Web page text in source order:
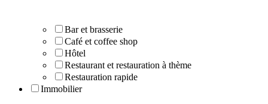
Bar et brasserie
Café et coffee shop
Hôtel
Restaurant et restauration à thème
Restauration rapide
Immobilier